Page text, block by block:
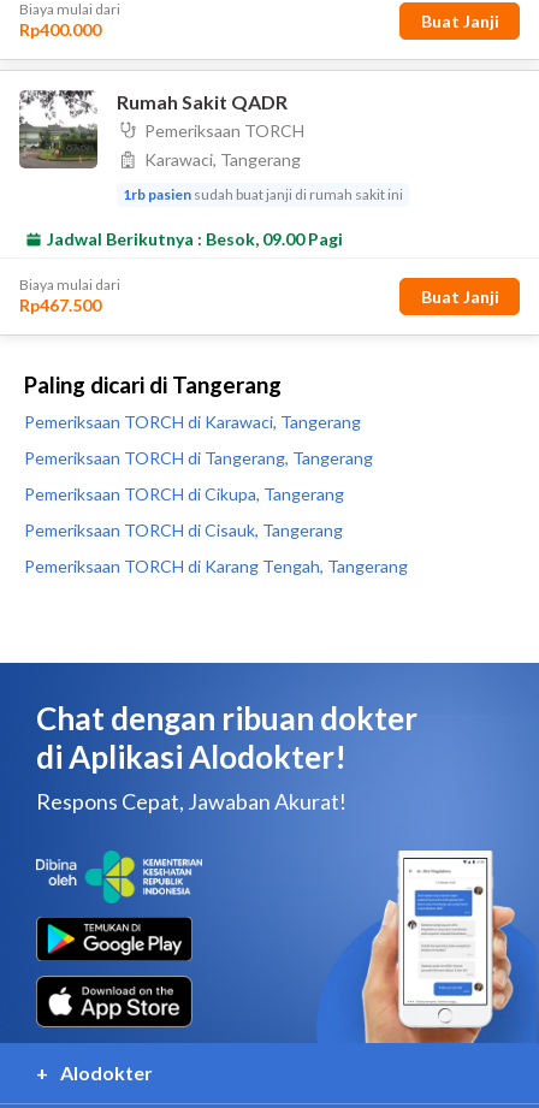
Paling dicari di Tangerang
Pemeriksaan TORCH di Karawaci, Tangerang
Pemeriksaan TORCH di Tangerang, Tangerang
Pemeriksaan TORCH di Cikupa, Tangerang
Pemeriksaan TORCH di Cisauk, Tangerang
Pemeriksaan TORCH di Karang Tengah, Tangerang